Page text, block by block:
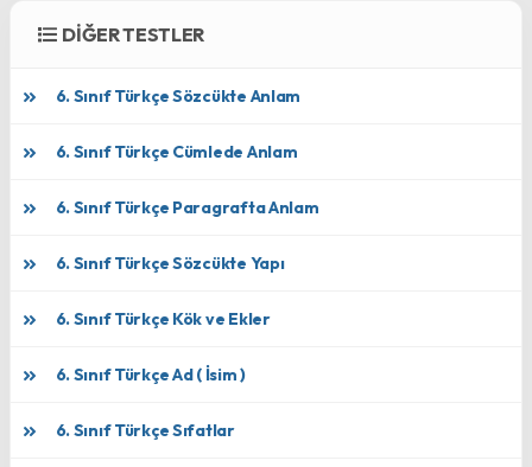
DİĞER TESTLER
6. Sınıf Türkçe Sözcükte Anlam
6. Sınıf Türkçe Cümlede Anlam
6. Sınıf Türkçe Paragrafta Anlam
6. Sınıf Türkçe Sözcükte Yapı
6. Sınıf Türkçe Kök ve Ekler
6. Sınıf Türkçe Ad ( İsim )
6. Sınıf Türkçe Sıfatlar